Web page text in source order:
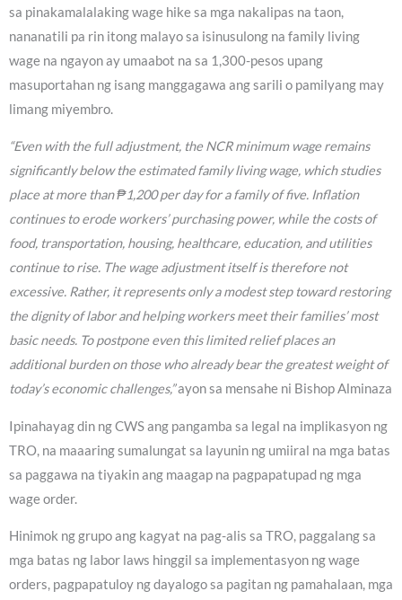
sa pinakamalalaking wage hike sa mga nakalipas na taon,
nananatili pa rin itong malayo sa isinusulong na family living
wage na ngayon ay umaabot na sa 1,300-pesos upang
masuportahan ng isang manggagawa ang sarili o pamilyang may
limang miyembro.
“Even with the full adjustment, the NCR minimum wage remains
significantly below the estimated family living wage, which studies
place at more than ₱1,200 per day for a family of five. Inflation
continues to erode workers’ purchasing power, while the costs of
food, transportation, housing, healthcare, education, and utilities
continue to rise. The wage adjustment itself is therefore not
excessive. Rather, it represents only a modest step toward restoring
the dignity of labor and helping workers meet their families’ most
basic needs. To postpone even this limited relief places an
additional burden on those who already bear the greatest weight of
today’s economic challenges,”ayon sa mensahe ni Bishop Alminaza
Ipinahayag din ng CWS ang pangamba sa legal na implikasyon ng
TRO, na maaaring sumalungat sa layunin ng umiiral na mga batas
sa paggawa na tiyakin ang maagap na pagpapatupad ng mga
wage order.
Hinimok ng grupo ang kagyat na pag-alis sa TRO, paggalang sa
mga batas ng labor laws hinggil sa implementasyon ng wage
orders, pagpapatuloy ng dayalogo sa pagitan ng pamahalaan, mga